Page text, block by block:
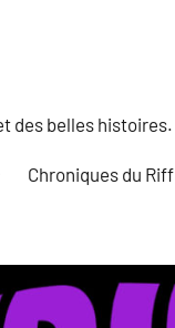
des belles histoires.
Chroniques du Riff